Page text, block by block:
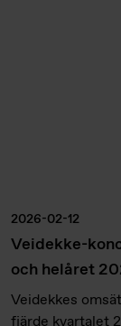
2026-02-12
Veidekke-
och helåret
Veidekkes
fjärde kvartalet